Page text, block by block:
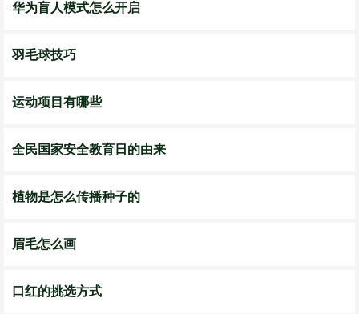
华为盲人模式怎么开启
羽毛球技巧
运动项目有哪些
全民国家安全教育日的由来
植物是怎么传播种子的
眉毛怎么画
口红的挑选方式